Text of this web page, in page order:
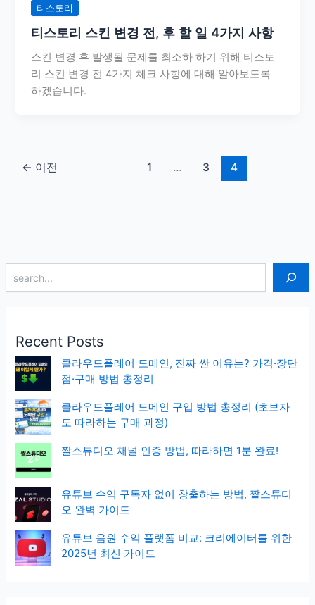
티스토리
티스토리 스킨 변경 전, 후 할 일 4가지 사항
스킨 변경 후 발생될 문제를 최소하 하기 위해 티스토
리 스킨 변경 전 4가지 체크 사항에 대해 알아보도록
하겠습니다.
← 이전 1 … 3 4
Recent Posts
클라우드플레어 도메인, 진짜 싼 이유는? 가격·장단
점·구매 방법 총정리
클라우드플레어 도메인 구입 방법 총정리 (초보자
도 따라하는 구매 과정)
짤스튜디오 채널 인증 방법, 따라하면 1분 완료!
유튜브 수익 구독자 없이 창출하는 방법, 짤스튜디
오 완벽 가이드
유튜브 음원 수익 플랫폼 비교: 크리에이터를 위한
2025년 최신 가이드